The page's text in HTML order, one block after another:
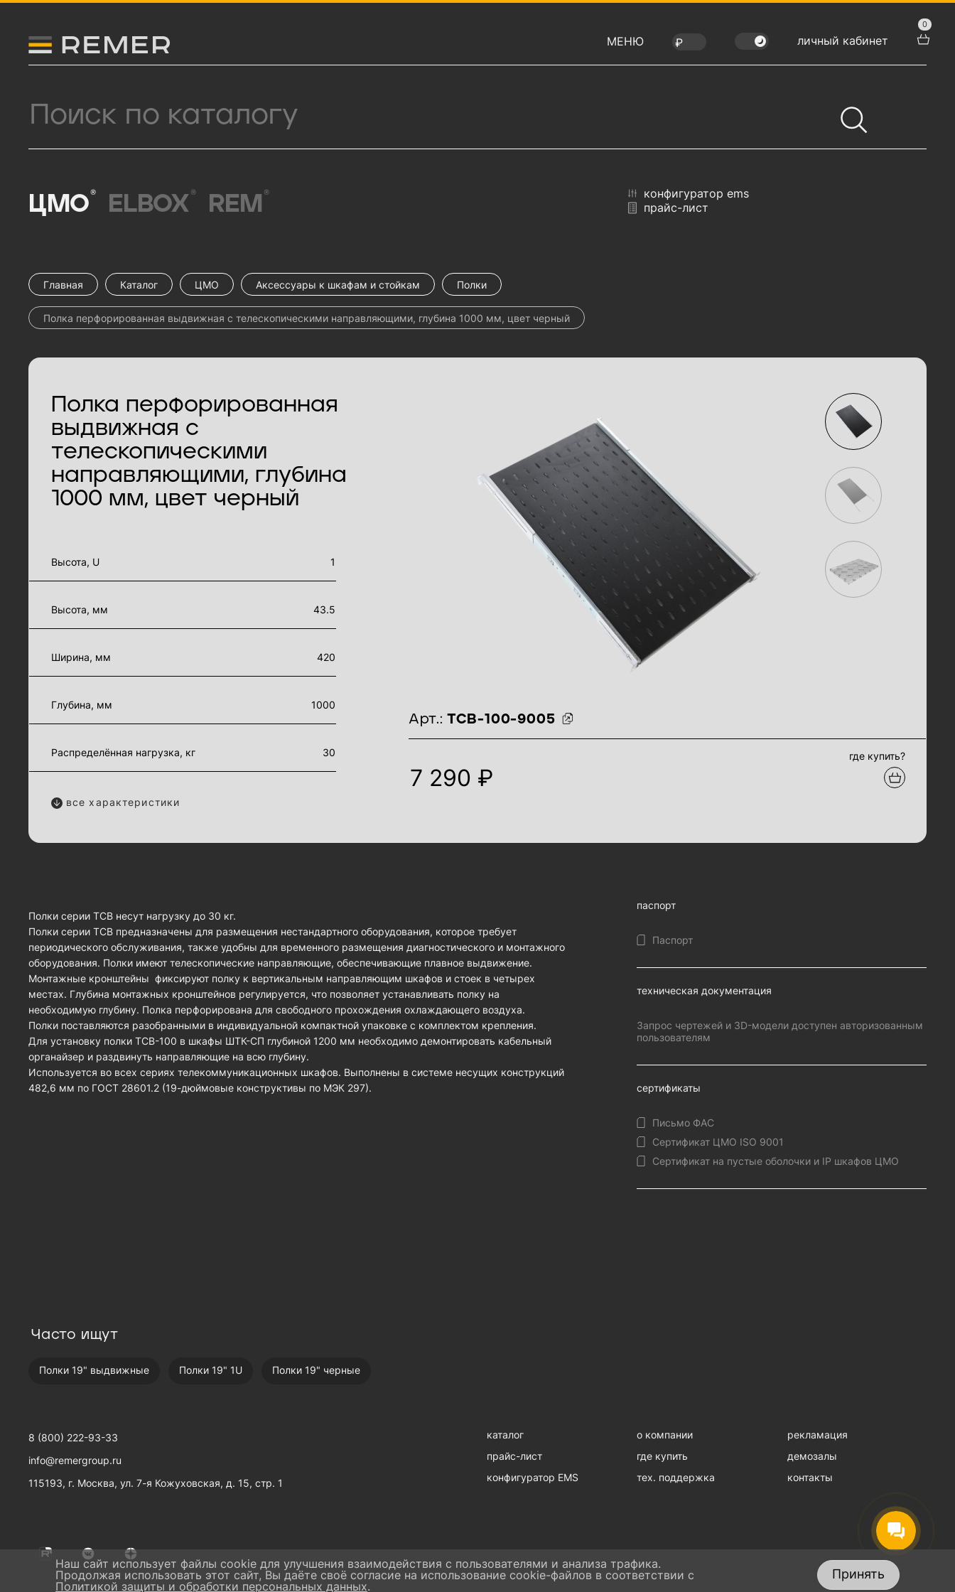
Логитип компании Remer МЕНЮ личный кабинет
0
ЦМО® ELBOX® REM ®
конфигуратор ems
прайс-лист
Главная Каталог ЦМО Аксессуары к шкафам и стойкам Полки
Полка перфорированная выдвижная с телескопическими направляющими, глубина 1000 мм, цвет черный
Полка перфорированная
выдвижная с
телескопическими
направляющими, глубина
1000 мм, цвет черный
идентификаторы товара
Арт.: ТСВ-100-9005
где купить?
7 290 ₽
Высота, U
1
Высота, мм 43.5
Ширина, мм 420
Глубина, мм 1000
Распределённая нагрузка, кг 30
все характеристики
Полки серии ТСВ несут нагрузку до 30 кг.
Полки серии ТСВ предназначены для размещения нестандартного оборудования, которое требует
периодического обслуживания, также удобны для временного размещения диагностического и монтажного
оборудования. Полки имеют телескопические направляющие, обеспечивающие плавное выдвижение.
Монтажные кронштейны фиксируют полку к вертикальным направляющим шкафов и стоек в четырех
местах. Глубина монтажных кронштейнов регулируется, что позволяет устанавливать полку на
необходимую глубину. Полка перфорирована для свободного прохождения охлаждающего воздуха.
Полки поставляются разобранными в индивидуальной компактной упаковке с комплектом крепления.
Для установку полки ТСВ-100 в шкафы ШТК-СП глубиной 1200 мм необходимо демонтировать кабельный
органайзер и раздвинуть направляющие на всю глубину.
Используется во всех сериях телекоммуникационных шкафов. Выполнены в системе несущих конструкций
482,6 мм по ГОСТ 28601.2 (19-дюймовые конструктивы по МЭК 297).
паспорт
Паспорт
техническая документация
Запрос чертежей и 3D-модели доступен авторизованным
пользователям
сертификаты
Письмо ФАС
Сертификат ЦМО ISO 9001
Сертификат на пустые оболочки и IP шкафов ЦМО
Часто ищут
Полки 19" выдвижные Полки 19" 1U Полки 19" черные
8 (800) 222-93-33
info@remergroup.ru
115193, г. Москва, ул. 7-я Кожуховская, д. 15, стр. 1
каталог
прайс-лист
конфигуратор EMS
о компании
где купить
тех. поддержка
рекламация
демозалы
контакты
Наш сайт использует файлы cookie для улучшения взаимодействия с пользователями и анализа трафика.
Продолжая использовать этот сайт, Вы даёте своё согласие на использование cookie-файлов в соответствии с
Политикой защиты и обработки персональных данных.
Принять